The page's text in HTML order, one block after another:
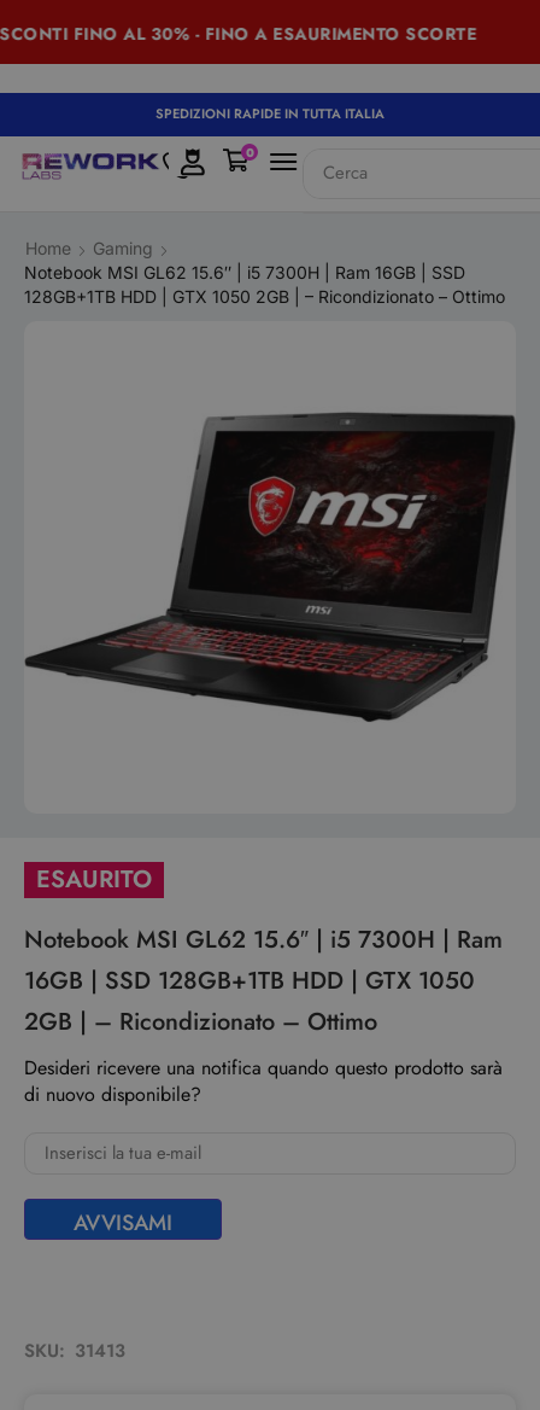
FINO AL 30% - FINO A ESAURIMENTO SCORTE
SPEDIZIONI RAPIDE IN TUTTA ITALIA
Cerca
0
Home
Gaming
Notebook MSI GL62 15.6″ | i5 7300H | Ram 16GB | SSD
128GB+1TB HDD | GTX 1050 2GB | – Ricondizionato – Ottimo
ESAURITO
Notebook MSI GL62 15.6″ | i5 7300H | Ram
16GB | SSD 128GB+1TB HDD | GTX 1050
2GB | – Ricondizionato – Ottimo
Desideri ricevere una notifica quando questo prodotto sarà
di nuovo disponibile?
AVVISAMI
SKU: 31413